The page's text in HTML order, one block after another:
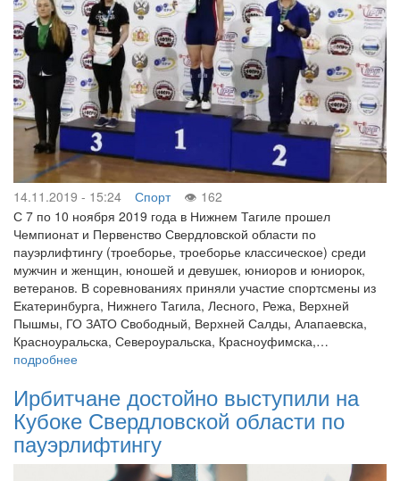
14.11.2019 - 15:24 Спорт
162
С 7 по 10 ноября 2019 года в Нижнем Тагиле прошел
Чемпионат и Первенство Свердловской области по
пауэрлифтингу (троеборье, троеборье классическое) среди
мужчин и женщин, юношей и девушек, юниоров и юниорок,
ветеранов. В соревнованиях приняли участие спортсмены из
Екатеринбурга, Нижнего Тагила, Лесного, Режа, Верхней
Пышмы, ГО ЗАТО Свободный, Верхней Салды, Алапаевска,
Красноуральска, Североуральска, Красноуфимска,…
подробнее
Ирбитчане достойно выступили на
Кубоке Свердловской области по
пауэрлифтингу